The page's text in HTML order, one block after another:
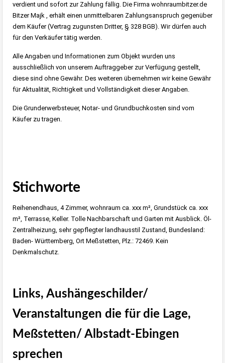
verdient und sofort zur Zahlung fällig. Die Firma wohnraumbitzer.de
Bitzer Majk , erhält einen unmittelbaren Zahlungsanspruch gegenüber
dem Käufer (Vertrag zugunsten Dritter, § 328 BGB). Wir dürfen auch
für den Verkäufer tätig werden.
Alle Angaben und Informationen zum Objekt wurden uns
ausschließlich von unserem Auftraggeber zur Verfügung gestellt,
diese sind ohne Gewähr. Des weiteren übernehmen wir keine Gewähr
für Aktualität, Richtigkeit und Vollständigkeit dieser Angaben.
Die Grunderwerbsteuer, Notar- und Grundbuchkosten sind vom
Käufer zu tragen.
Stichworte
Reihenendhaus, 4 Zimmer, wohnraum ca. xxx m², Grundstück ca. xxx
m², Terrasse, Keller. Tolle Nachbarschaft und Garten mit Ausblick. Öl-
Zentralheizung, sehr gepflegter landhausstil Zustand, Bundesland:
Baden- Württemberg, Ort Meßstetten, Plz.: 72469. Kein
Denkmalschutz.
Links, Aushängeschilder/
Veranstaltungen die für die Lage,
Meßstetten/ Albstadt-Ebingen
sprechen